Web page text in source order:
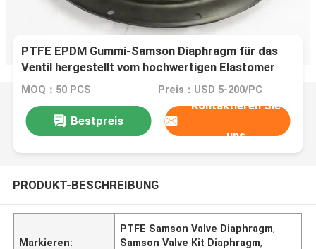
PTFE EPDM Gummi-Samson Diaphragm für das
Ventil hergestellt vom hochwertigen Elastomer
MOQ：50 PCS Preis：USD 5-200/PC
Bestpreis
Kontaktieren Sie
uns
PRODUKT-BESCHREIBUNG
Markieren:
PTFE Samson Valve Diaphragm,
Samson Valve Kit Diaphragm,